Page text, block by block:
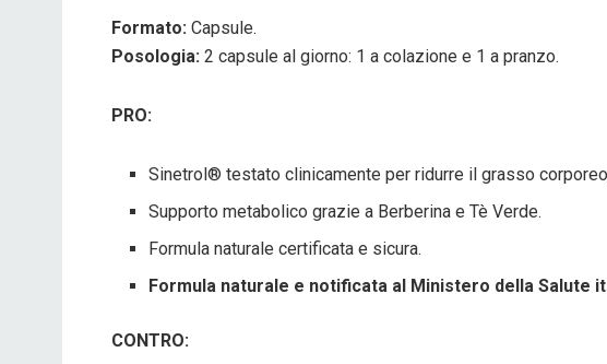
Formato: Capsule.
Posologia: 2 capsule al giorno: 1 a colazione e 1 a pranzo.
PRO:
Sinetrol® testato clinicamente per ridurre il grasso
Supporto metabolico grazie a Berberina e Tè Verde.
Formula naturale certificata e sicura.
Formula naturale e notificata al Ministero della Salute
CONTRO: